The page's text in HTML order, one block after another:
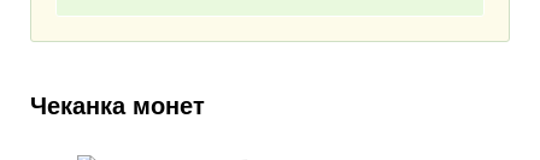
Чеканка монет